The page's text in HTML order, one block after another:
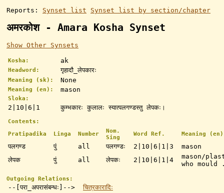
Reports: Synset list Synset list by section/chapter
अमरकोश - Amara Kosha Synset
Show Other Synsets
Kosha: ak
Headword: गृहादौ_लेपकारः
Meaning (sk): None
Meaning (en): mason
Sloka:
2|10|6|1 कुम्भकारः कुलालः स्यात्पलगण्डस्तु लेपकः।
Contents:
Pratipadika
Linga Number
Nom.
Sing
Word Ref. Meaning (en)
पलगण्ड पुं all पलगण्डः 2|10|6|1|3
mason
लेपक
पुं all लेपकः 2|10|6|1|4
mason/
who
Outgoing Relations:
--[परा_अपरासंबन्धः]-->
चित्रकारादिः